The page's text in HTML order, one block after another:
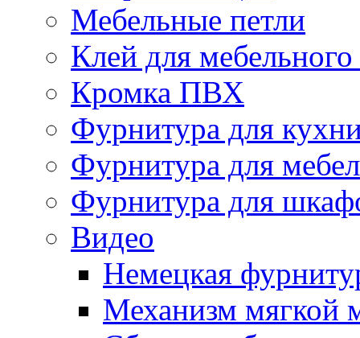
Мебельные петли
Клей для мебельного
Кромка ПВХ
Фурнитура для
Фурнитура для
Фурнитура для
Видео
Немецкая
Механизм мягкой